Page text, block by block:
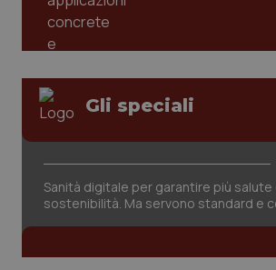
Gli speciali
Sanità digitale per garantire più salute
sostenibilità. Ma servono standard e
CookieScriptConsent